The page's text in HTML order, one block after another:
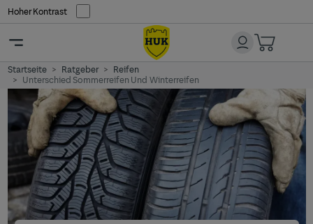
Hoher Kontrast
Startseite Ratgeber
Reifen
Unterschied Sommerreifen Und Winterreifen